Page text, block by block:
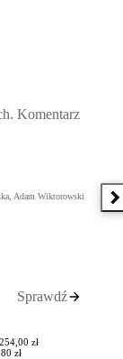
Komentarz
Adam Wiktorowski
Sprawdź
zł
zł